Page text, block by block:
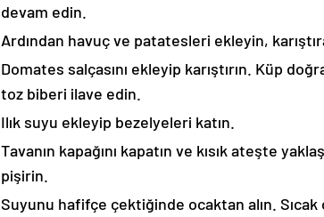
devam edin.
Ardından havuç ve patatesleri ekleyin,
Domates salçasını ekleyip karıştırın. Küp
toz biberi ilave edin.
Ilık suyu ekleyip bezelyeleri katın.
Tavanın kapağını kapatın ve kısık ateşte
pişirin.
Suyunu hafifçe çektiğinde ocaktan alın. Sıcak